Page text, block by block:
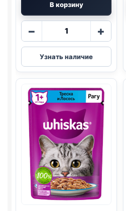
В корзину
−
Количество
Whiskas
(КУРИЦА)
75г
+
Узнать наличие